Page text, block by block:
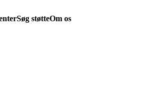
Søg støtteOm os